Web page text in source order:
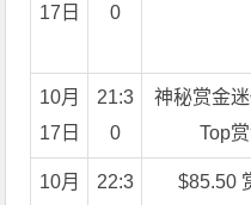
17日
0
10月
17日
21:3
0
神秘赏金
Top
10月
22:3
$85.50